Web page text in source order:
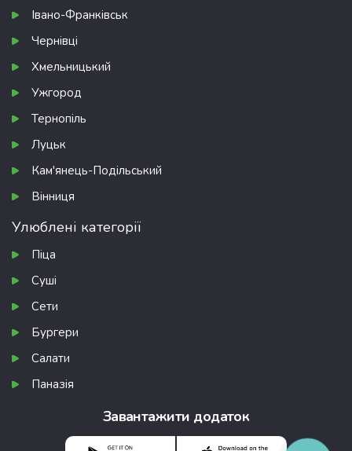
Івано-Франківськ
Чернівці
Хмельницький
Ужгород
Тернопіль
Луцьк
Кам'янець-Подільський
Вінниця
Улюблені категорії
Піца
Суші
Сети
Бургери
Салати
Паназія
Завантажити додаток